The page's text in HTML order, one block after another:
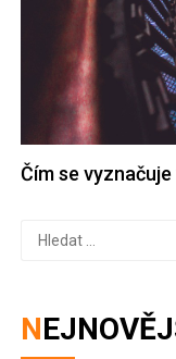
Čím se
Vyhledávání